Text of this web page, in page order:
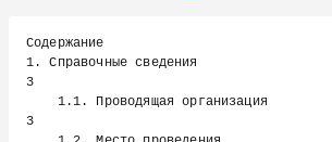
Содержание
1. Справочные сведения
3
3